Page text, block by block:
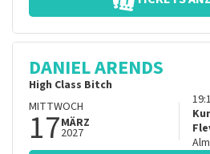
DANIEL ARENDS
High Class Bitch
MITTWOCH
17MÄRZ
2027